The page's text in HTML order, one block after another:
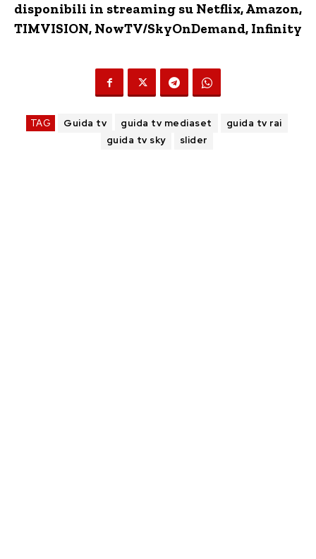
disponibili in streaming su Netflix,Amazon,
TIMVISION, NowTV/SkyOnDemand, Infinity
TAG Guida tv guida tv mediaset
guida tv rai
guida tv sky
slider